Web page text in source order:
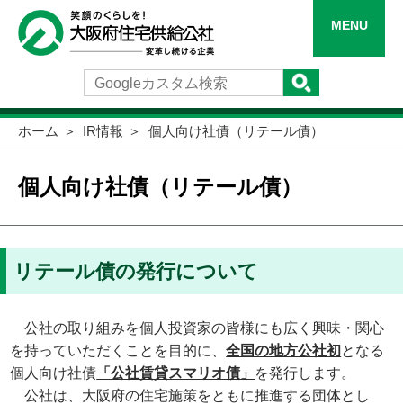
MENU
ホーム IR情報 個人向け社債（リテール債）
個人向け社債（リテール債）
リテール債の発行について
公社の取り組みを個人投資家の皆様にも広く興味・関心
を持っていただくことを目的に、全国の地方公社初 となる
個人向け社債 「公社賃貸スマリオ債」
を発行します。
公社は、大阪府の住宅施策をともに推進する団体とし